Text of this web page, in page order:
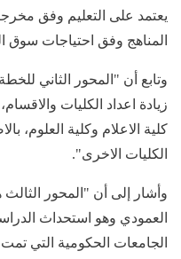
يعتمد على التعليم وفق
المناهج وفق احتياجات سوق
وتابع أن "المحور الثاني
زيادة اعداد الكليات
كلية الاعلام وكلية العلوم،
الكليات الاخرى".
وأشار إلى أن "المحور
العمودي وهو استحداث
الجامعات الحكومية التي تمت